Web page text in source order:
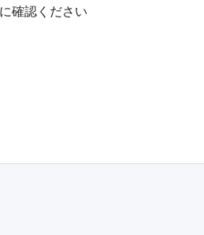
確認ください